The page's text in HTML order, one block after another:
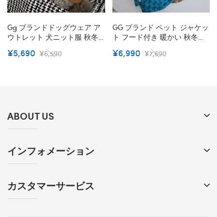
Gg ブランドドッグウェア ア
ウトレット 犬ニット服 秋冬
向け 防寒 暖かい ペットセー
ター 犬の服 犬服 猫服 可愛い
¥5,690 ¥6,590
GG ブランド ペット ジャケッ
ト フード付き 暖かい 秋冬コ
ート Gg 犬服 パロディー 洋服
猫服 プルオーバー 経典モノ
¥6,990 ¥7,690
ABOUT US
インフォメーション
カスタマーサービス